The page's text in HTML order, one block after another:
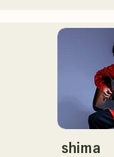
もゴール
した、ノ
援歌「ゴ
や、アメ
友とコラ
ントリー
それらの
ユニット
コロナ禍
口県を盛
思いから
当初は動
活動のみ
12月より
shima